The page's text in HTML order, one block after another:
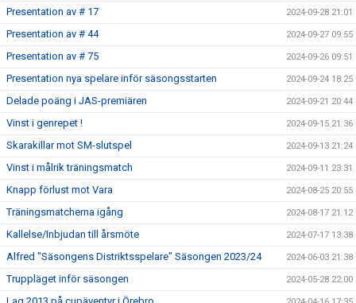
Presentation av # 17 2024-09-28 21:01
Presentation av # 44 2024-09-27 09:55
Presentation av # 75 2024-09-26 09:51
Presentation nya spelare inför säsongsstarten 2024-09-24 18:25
Delade poäng i JAS-premiären 2024-09-21 20:44
Vinst i genrepet ! 2024-09-15 21:36
Skarakillar mot SM-slutspel 2024-09-13 21:24
Vinst i målrik träningsmatch 2024-09-11 23:31
Knapp förlust mot Vara 2024-08-25 20:55
Träningsmatcherna igång 2024-08-17 21:12
Kallelse/Inbjudan till årsmöte 2024-07-17 13:38
Alfred "Säsongens Distriktsspelare" Säsongen 2023/24 2024-06-03 21:38
Truppläget inför säsongen 2024-05-28 22:00